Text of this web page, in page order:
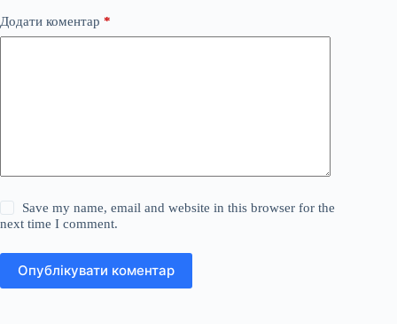
Додати коментар *
Save my name, email and website in this browser for the
next time I comment.
Опублікувати коментар